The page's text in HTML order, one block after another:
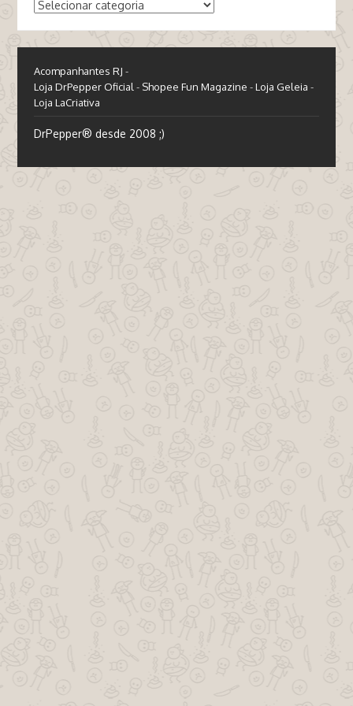
Acompanhantes RJ -
Loja DrPepper Oficial - Shopee Fun Magazine -Loja Geleia -
Loja LaCriativa
DrPepper® desde 2008 ;)